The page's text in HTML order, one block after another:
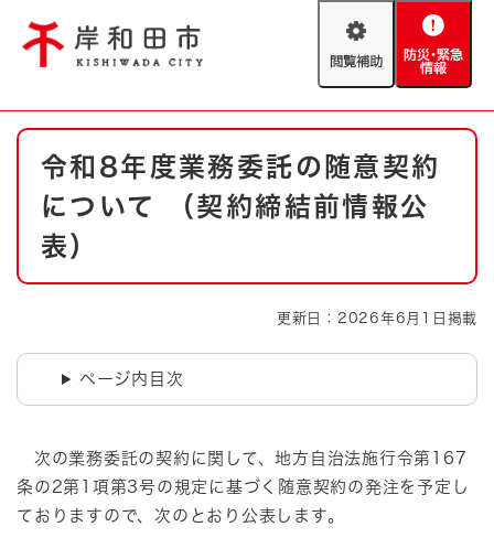
閲
助
防
緊
情
報
やさしい日本語
文字サイズ
防災・緊急情報 救急・消防
ハザードマップ AED設置箇所
本
令和8年度業務委託の随意契約
について （契約締結前情報公
表）
更新日：2026年6月1日掲載
ページ内目次
次の業務委託の契約に関して、地方自治法施行令第167
条の2第1項第3号の規定に基づく随意契約の発注を予定し
ておりますので、次のとおり公表します。